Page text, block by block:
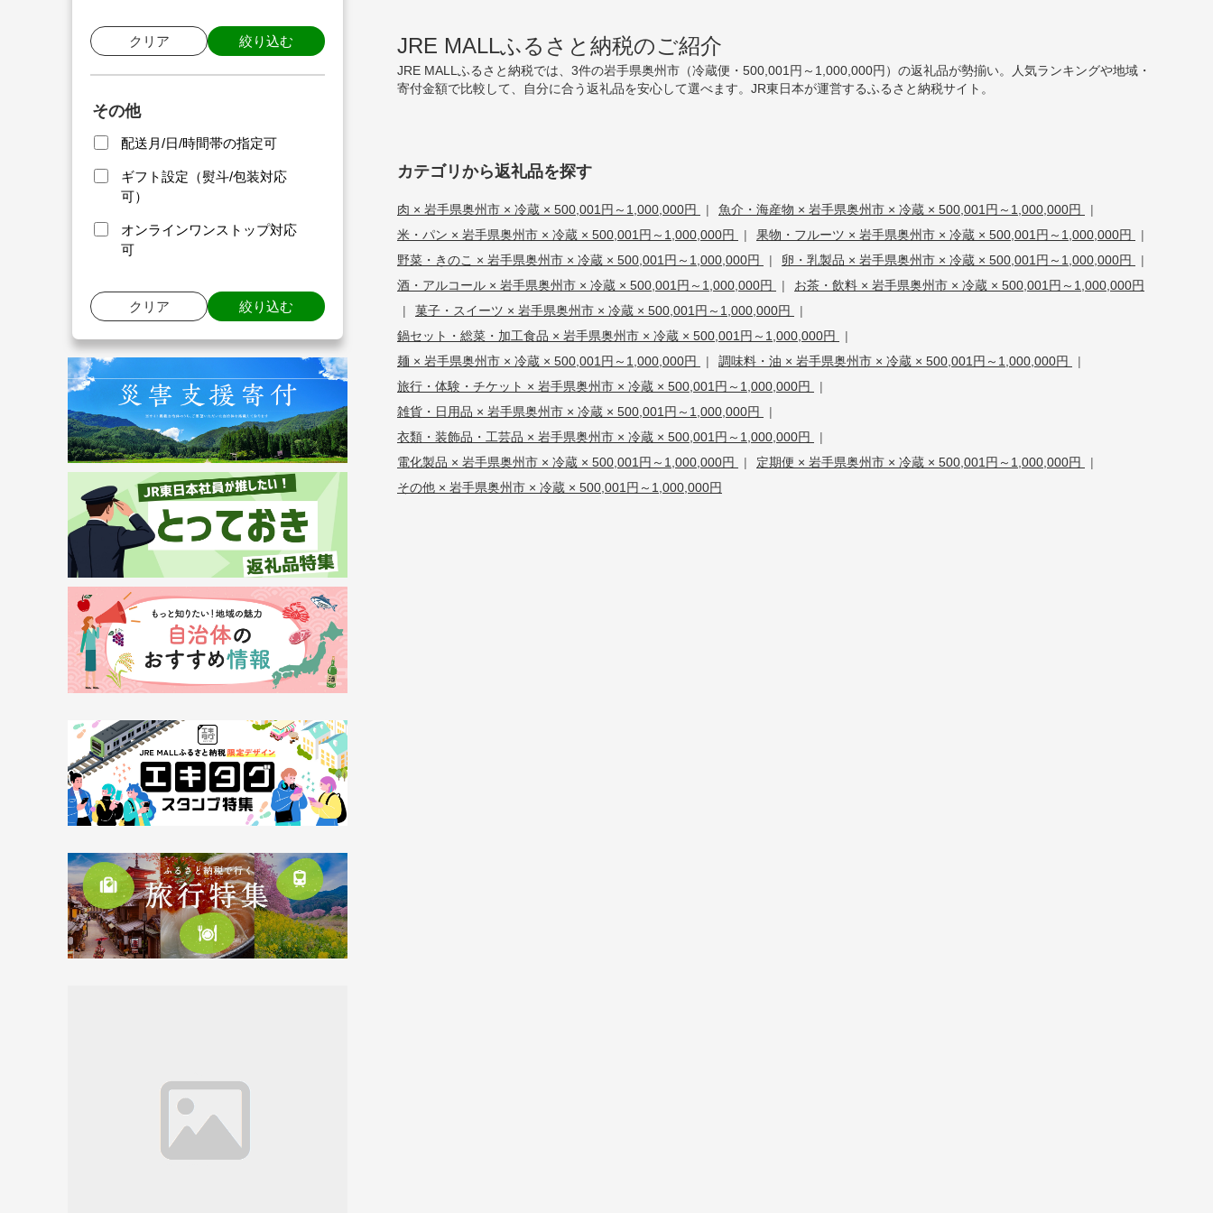
クリア 絞り込む
その他
配送月/日/時間帯の指定可
ギフト設定（熨斗/包装対応
可）
オンラインワンストップ対応
可
クリア 絞り込む
JRE MALLふるさと納税のご紹介
JRE MALLふるさと納税では、3件の岩手県奥州市（冷蔵便・500,001円～1,000,000円）の返礼品が勢揃い。人気ランキングや地域・
寄付金額で比較して、自分に合う返礼品を安心して選べます。JR東日本が運営するふるさと納税サイト。
カテゴリから返礼品を探す
肉 × 岩手県奥州市 × 冷蔵 × 500,001円～1,000,000円 | 魚介・海産物 × 岩手県奥州市 × 冷蔵 × 500,001円～1,000,000円
|
米・パン × 岩手県奥州市 × 冷蔵 × 500,001円～1,000,000円
| 果物・フルーツ × 岩手県奥州市 × 冷蔵 × 500,001円～1,000,000円
|
野菜・きのこ × 岩手県奥州市 × 冷蔵 × 500,001円～1,000,000円
| 卵・乳製品 × 岩手県奥州市 × 冷蔵 × 500,001円～1,000,000円
|
酒・アルコール × 岩手県奥州市 × 冷蔵 × 500,001円～1,000,000円
|
お茶・飲料 × 岩手県奥州市 × 冷蔵 × 500,001円～1,000,000円
|
菓子・スイーツ × 岩手県奥州市 × 冷蔵 × 500,001円～1,000,000円
|
鍋セット・総菜・加工食品 × 岩手県奥州市 × 冷蔵 × 500,001円～1,000,000円
|
麺 × 岩手県奥州市 × 冷蔵 × 500,001円～1,000,000円
| 調味料・油 × 岩手県奥州市 × 冷蔵 × 500,001円～1,000,000円
|
旅行・体験・チケット × 岩手県奥州市 × 冷蔵 × 500,001円～1,000,000円
|
雑貨・日用品 × 岩手県奥州市 × 冷蔵 × 500,001円～1,000,000円
|
衣類・装飾品・工芸品 × 岩手県奥州市 × 冷蔵 × 500,001円～1,000,000円
|
電化製品 × 岩手県奥州市 × 冷蔵 × 500,001円～1,000,000円
| 定期便 × 岩手県奥州市 × 冷蔵 × 500,001円～1,000,000円
|
その他 × 岩手県奥州市 × 冷蔵 × 500,001円～1,000,000円